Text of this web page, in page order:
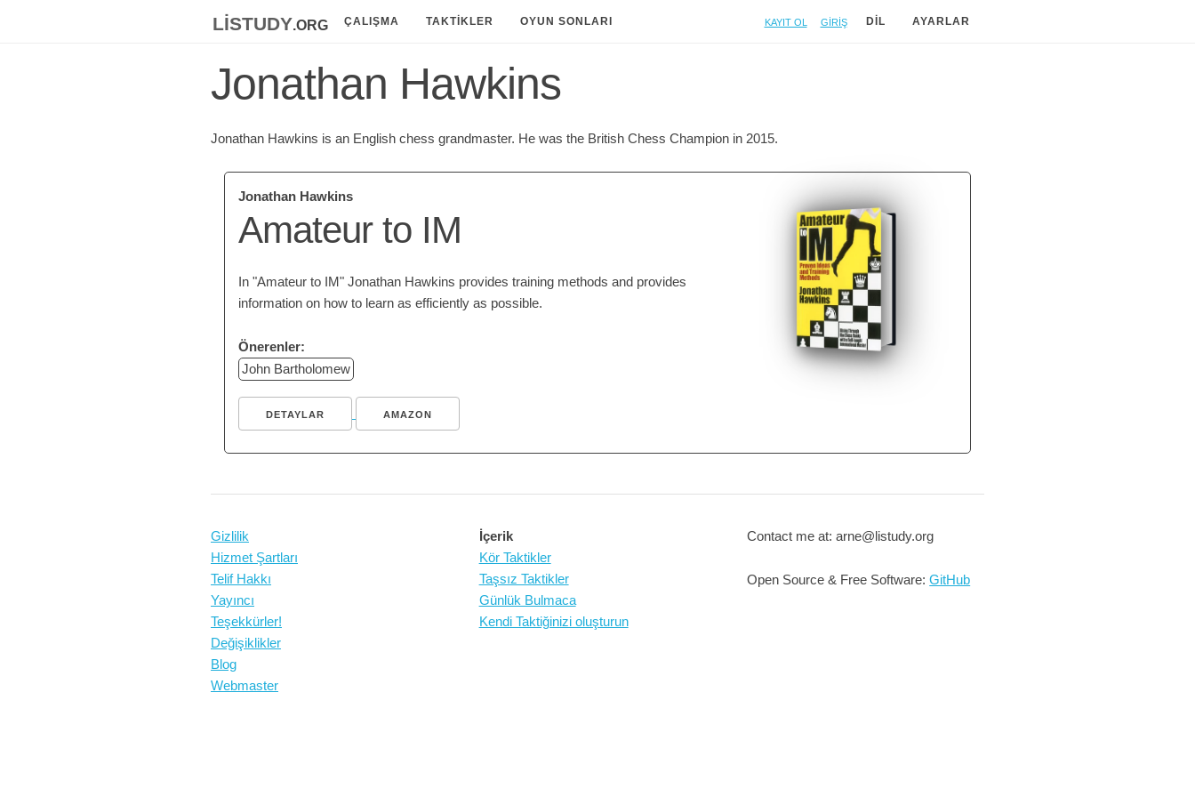
listudy.org ÇALIŞMA TAKTIKLER OYUN SONLARI Kayıt ol Giriş DIL AYARLAR
Jonathan Hawkins
Jonathan Hawkins is an English chess grandmaster. He was the British Chess Champion in 2015.
Jonathan Hawkins
Amateur to IM
In "Amateur to IM" Jonathan Hawkins provides training methods and provides
information on how to learn as efficiently as possible.
Önerenler:
John Bartholomew
DETAYLAR AMAZON
Gizlilik
Hizmet Şartları
Telif Hakkı
Yayıncı
Teşekkürler!
Değişiklikler
Blog
Webmaster
İçerik
Kör Taktikler
Taşsız Taktikler
Günlük Bulmaca
Kendi Taktiğinizi oluşturun
Contact me at: arne@listudy.org
Open Source & Free Software:GitHub